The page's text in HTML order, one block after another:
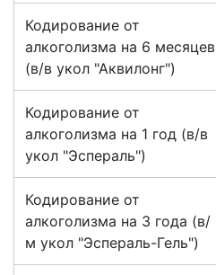
Кодирование от
алкоголизма на 6 месяцев
(в/в укол "Аквилонг")
Кодирование от
алкоголизма на 1 год (в/в
укол "Эспераль")
Кодирование от
алкоголизма на 3 года (в/
м укол "Эспераль-Гель")